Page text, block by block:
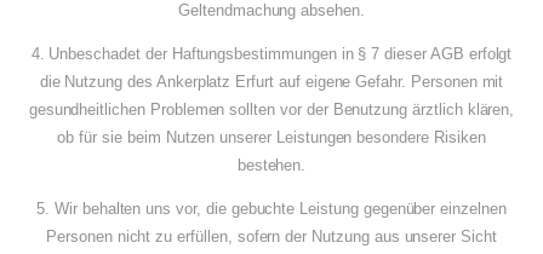
Geltendmachung absehen.
4. Unbeschadet der Haftungsbestimmungen in § 7 dieser AGB erfolgt
die Nutzung des Ankerplatz Erfurt auf eigene Gefahr. Personen mit
gesundheitlichen Problemen sollten vor der Benutzung ärztlich klären,
ob für sie beim Nutzen unserer Leistungen besondere Risiken
bestehen.
5. Wir behalten uns vor, die gebuchte Leistung gegenüber einzelnen
Personen nicht zu erfüllen, sofern der Nutzung aus unserer Sicht